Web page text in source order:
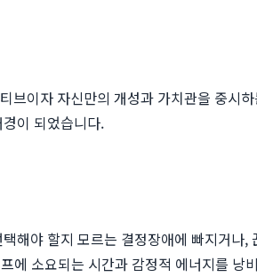
브이자 자신만의 개성과 가치관을 중시
이 되었습니다.
해야 할지 모르는 결정장애에 빠지거나,
에 소요되는 시간과 감정적 에너지를 낭